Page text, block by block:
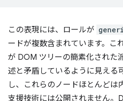
この表現には、ロールが
ードが複数含まれています。こ
が DOM ツリーの簡素化された
述と矛盾しているように見える
し、これらのノードほとんどは
支援技術には公開されません。